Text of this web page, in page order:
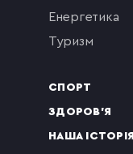
енергетика
туризм
СПОРТ
ЗДОРОВ'Я
НАША ІСТОРІЯ